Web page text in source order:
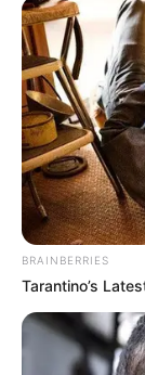
Anti
Membawa
Versi
BRAINBERRIES
Tarantino’s